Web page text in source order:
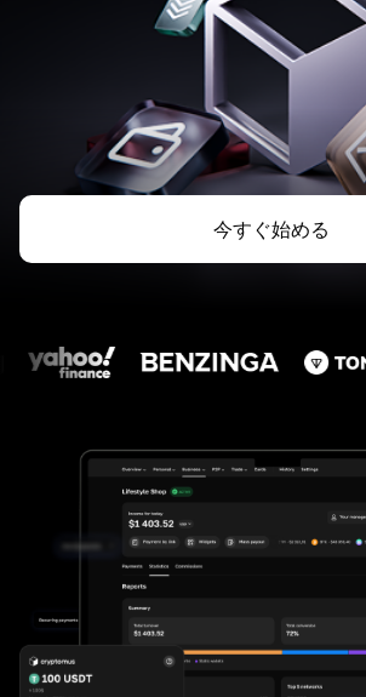
今すぐ始める